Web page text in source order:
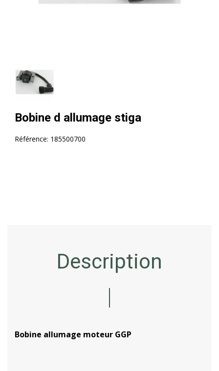
Bobine d allumage stiga
Référence: 185500700
Description
Bobine allumage moteur GGP